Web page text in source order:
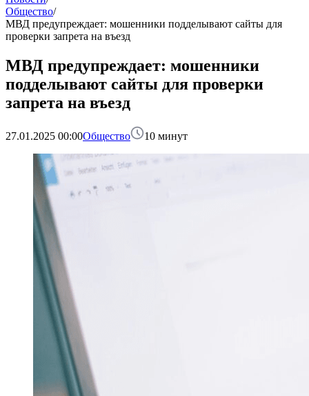
Общество/
МВД предупреждает: мошенники подделывают сайты для
проверки запрета на въезд
МВД предупреждает: мошенники
подделывают сайты для проверки
запрета на въезд
27.01.2025 00:00Общество 10 минут